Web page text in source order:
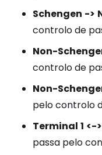
Schengen ->
controlo de
Non-
controlo de
Non-
pelo controlo
Terminal 1 <->
passa pelo